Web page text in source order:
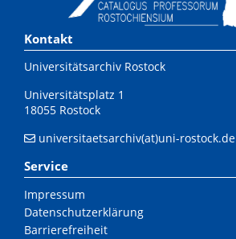
Kontakt
Universitätsarchiv Rostock
Universitätsplatz 1
18055 Rostock
universitaetsarchiv(at)uni-rostock.de
Service
Impressum
Datenschutzerklärung
Barrierefreiheit